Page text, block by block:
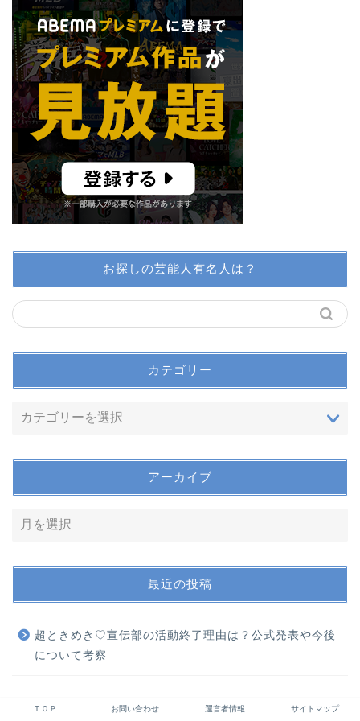
お探しの芸能人有名人は？
カテゴリー
アーカイブ
最近の投稿
超ときめき♡宣伝部の活動終了理由は？公式発表や今後
について考察
ＴＯＰ お問い合わせ 運営者情報 サイトマップ